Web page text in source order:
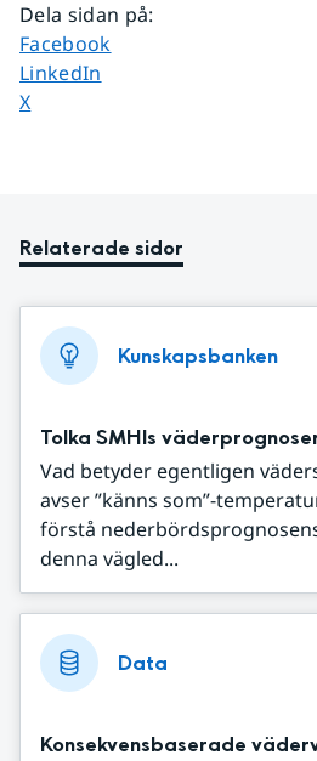
Dela sidan på:
Dela sidan på
Facebook
Dela sidan på
LinkedIn
Dela sidan på
X
Relaterade sidor
Kunskapsbanken
Tolka SMHIs
Vad betyder egentligen
avser ”känns som”-
förstå
denna vägled...
Data
Konsekvensbaserade